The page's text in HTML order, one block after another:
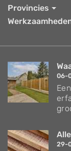
Provincies
06-
29-